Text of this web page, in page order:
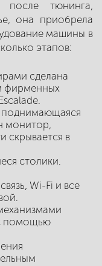
после тюнинга,
она приобрела
машины в
этапов:
сделана
фирменных
поднимающаяся
монитор,
скрывается в
столики.
Wi-Fi и все
помощью